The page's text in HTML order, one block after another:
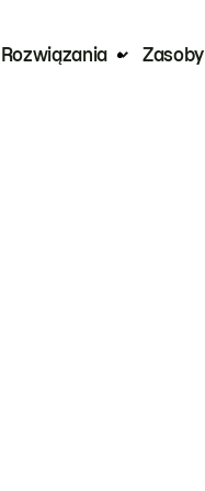
Rozwiązania Zasoby